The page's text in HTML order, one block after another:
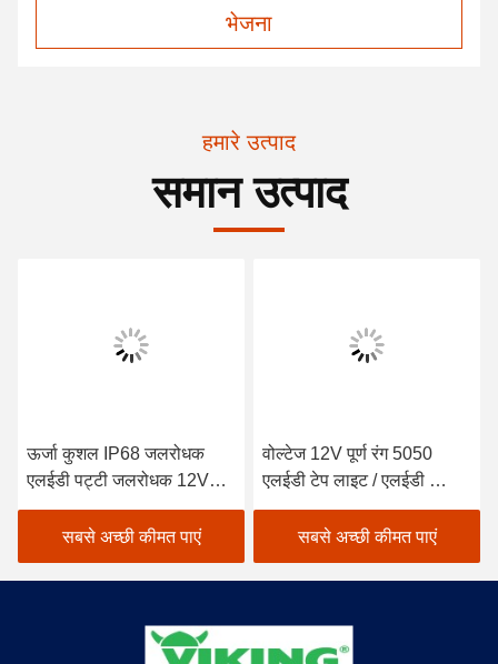
भेजना
हमारे उत्पाद
समान उत्पाद
ऊर्जा कुशल IP68 जलरोधक
एलईडी पट्टी जलरोधक 12V
DC5V इनडोर उपयोग के लिए
केवल IP65 रेटेड
सबसे अच्छी कीमत पाएं
वोल्टेज 12V पूर्ण रंग 5050
एलईडी टेप लाइट / एलईडी स्ट्रिप
लाइट IP65 जलरोधक रेटिंग के
सबसे अच्छी कीमत पाएं